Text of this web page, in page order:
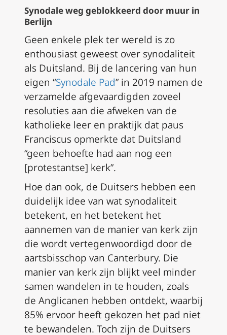
Synodale weg geblokkeerd door muur in
Berlijn
Geen enkele plek ter wereld is zo
enthousiast geweest over synodaliteit
als Duitsland. Bij de lancering van hun
eigen “Synodale Pad” in 2019 namen de
verzamelde afgevaardigden zoveel
resoluties aan die afweken van de
katholieke leer en praktijk dat paus
Franciscus opmerkte dat Duitsland
“geen behoefte had aan nog een
[protestantse] kerk”.
Hoe dan ook, de Duitsers hebben een
duidelijk idee van wat synodaliteit
betekent, en het betekent het
aannemen van de manier van kerk zijn
die wordt vertegenwoordigd door de
aartsbisschop van Canterbury. Die
manier van kerk zijn blijkt veel minder
samen wandelen in te houden, zoals
de Anglicanen hebben ontdekt, waarbij
85% ervoor heeft gekozen het pad niet
te bewandelen. Toch zijn de Duitsers